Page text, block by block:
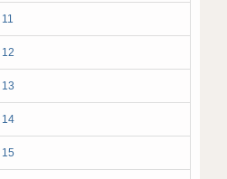
11
12
13
14
15